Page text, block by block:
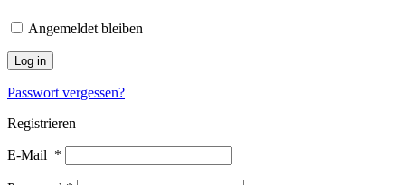
Angemeldet bleiben
Log in
Passwort vergessen?
Registrieren
E-Mail *